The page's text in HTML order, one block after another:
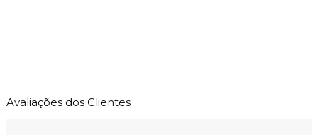
Avaliações dos Clientes